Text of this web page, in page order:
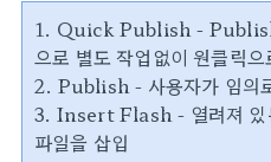
1. Quick Publish - Publish
으로 별도 작업없이 원클릭
2. Publish - 사용자가 임의
3. Insert Flash - 열려져 있
파일을 삽입